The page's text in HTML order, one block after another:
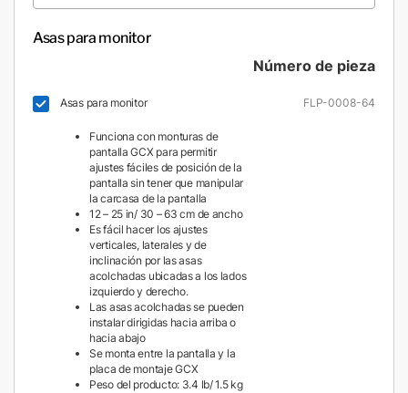
Asas para monitor
Número de pieza
Asas para monitor
Funciona con monturas de
pantalla GCX para permitir
ajustes fáciles de posición de la
pantalla sin tener que manipular
la carcasa de la pantalla
12 – 25 in/ 30 – 63 cm de ancho
Es fácil hacer los ajustes
verticales, laterales y de
inclinación por las asas
acolchadas ubicadas a los lados
izquierdo y derecho.
Las asas acolchadas se pueden
instalar dirigidas hacia arriba o
hacia abajo
Se monta entre la pantalla y la
placa de montaje GCX
Peso del producto: 3.4 lb/ 1.5 kg
FLP-0008-64